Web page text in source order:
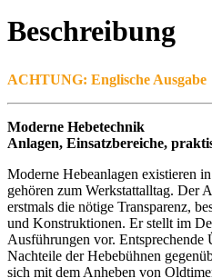
Beschreibung
ACHTUNG: Englische Ausgabe
Moderne Hebetechnik
Anlagen, Einsatzbereiche,
Moderne Hebeanlagen existieren
gehören zum Werkstattalltag. Der
erstmals die nötige Transparenz,
und Konstruktionen. Er stellt im
Ausführungen vor. Entsprechende
Nachteile der Hebebühnen
sich mit dem Anheben von